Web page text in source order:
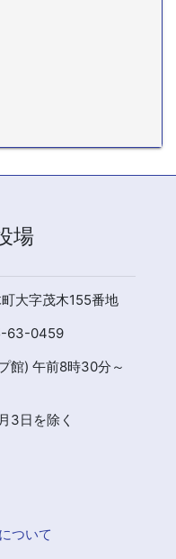
場
大字茂木155番地
63-0459
館) 午前8時30分～
3日を除く
ついて